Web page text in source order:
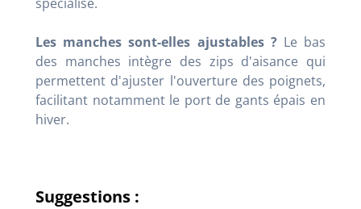
Les manches sont-elles ajustables ?Le bas
des manches intègre des zips d'aisance qui
permettent d'ajuster l'ouverture des poignets,
facilitant notamment le port de gants épais en
hiver.
Suggestions :